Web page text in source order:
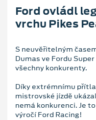
Ford ovládl
vrchu Pikes
S neuvěřitelným
Dumas ve Fordu
všechny konkurenty.
Díky extrémnímu
mistrovské jízdě
nemá konkurenci. Je
výročí Ford Racing!